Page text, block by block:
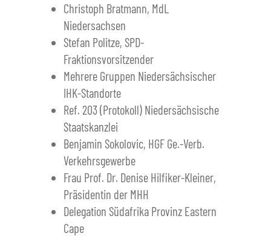
Christoph Bratmann, MdL
Niedersachsen
Stefan Politze, SPD-
Fraktionsvorsitzender
Mehrere Gruppen Niedersächsischer
IHK-Standorte
Ref. 203 (Protokoll) Niedersächsische
Staatskanzlei
Benjamin Sokolovic, HGF Ge.-Verb.
Verkehrsgewerbe
Frau Prof. Dr. Denise Hilfiker-Kleiner,
Präsidentin der MHH
Delegation Südafrika Provinz Eastern
Cape